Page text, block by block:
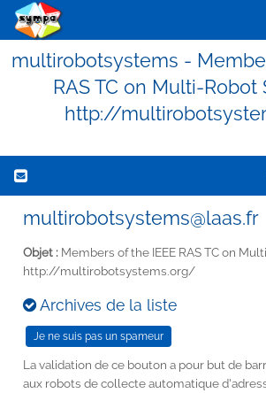
multirobotsystems -
RAS TC on Multi-Robot
http://
multirobotsystems@laas.fr
Objet : Members of the IEEE RAS TC on
http://multirobotsystems.org/
Archives de la liste
La validation de ce bouton a pour but de
aux robots de collecte automatique